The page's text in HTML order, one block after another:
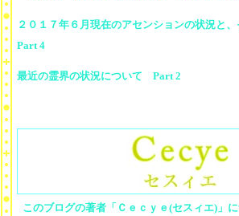
２０１７年６月現在のアセンションの状況と
Part 4
最近の霊界の状況について Part 2
このブログの著者「Ｃｅｃｙｅ(セスィエ)」